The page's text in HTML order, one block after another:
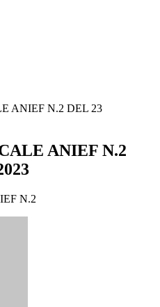
ANIEF N.2 DEL 23
ANIEF N.2
N.2